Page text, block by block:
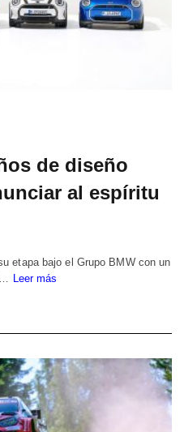
de diseño
al espíritu
etapa bajo el Grupo BMW con un
Leer más